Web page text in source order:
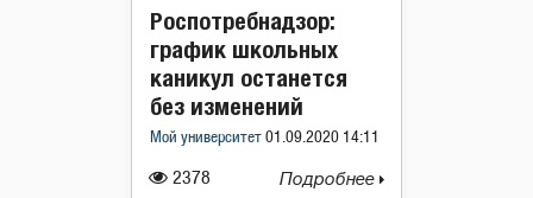
2378
Роспотребнадзор:
график школьных
каникул останется
без изменений
Мой университет 01.09.2020 14:11
Подробнее